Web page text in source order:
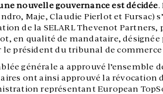
une nouvelle gouvernance est décidée.
Maje, Claudie Pierlot et Fursac)
de la SELARL Thevenot
en qualité de mandataire,
le président du tribunal de commerce
générale a approuvé l’ensemble
ont ainsi approuvé la révocation
représentant European